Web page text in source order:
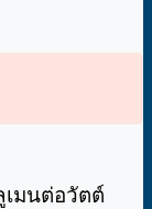
เมนต่อวัตต์